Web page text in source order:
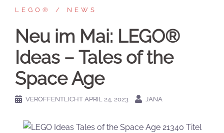
LEGO® NEWS
Neu im Mai: LEGO®
Ideas – Tales of the
Space Age
VERÖFFENTLICHT APRIL 24, 2023 JANA